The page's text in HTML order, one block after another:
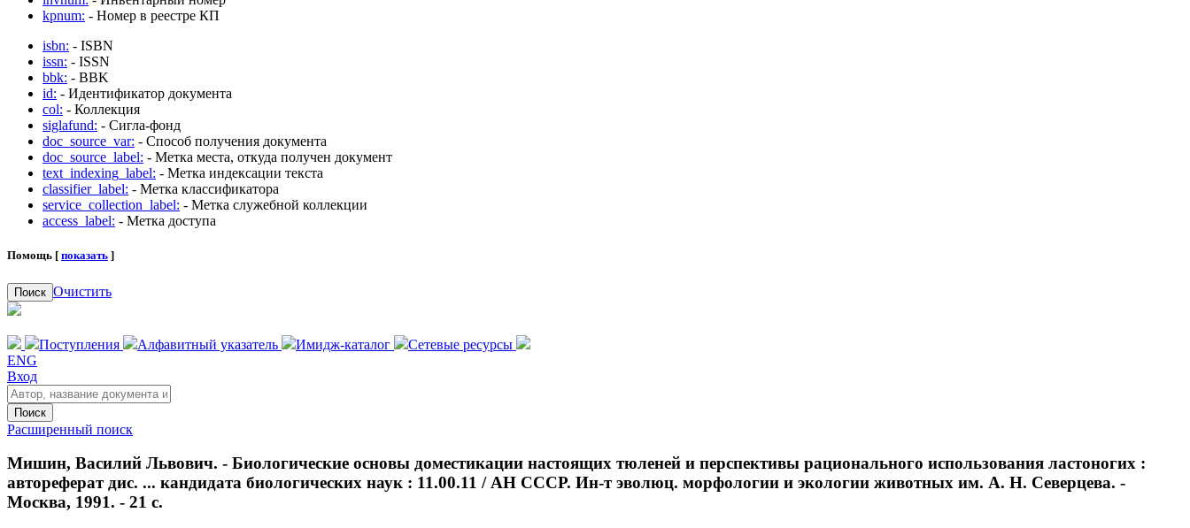
kpnum: - Номер в реестре КП
isbn: - ISBN
issn: - ISSN
bbk: - BBK
id: - Идентификатор документа
col: - Коллекция
siglafund: - Сигла-фонд
doc_source_var: - Способ получения документа
doc_source_label: - Метка места, откуда получен документ
text_indexing_label: - Метка индексации текста
classifier_label: - Метка классификатора
service_collection_label: - Метка служебной коллекции
access_label: - Метка доступа
Помощь [ показать ]
Поиск Очистить
Поступления Алфавитный указатель Имидж-каталог
Сетевые ресурсы
ENG
Вход
Поиск
Расширенный поиск
Мишин, Василий Львович. - Биологические основы доместикации настоящих тюленей и перспективы рационального использования ластоногих :
автореферат дис. ... кандидата биологических наук : 11.00.11 / АН СССР. Ин-т эволюц. морфологии и экологии животных им. А. Н. Северцева. -
Москва, 1991. - 21 с.